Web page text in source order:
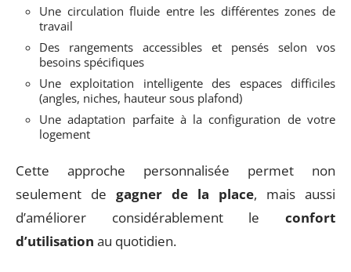
Une circulation fluide entre les différentes zones de
travail
Des rangements accessibles et pensés selon vos
besoins spécifiques
Une exploitation intelligente des espaces difficiles
(angles, niches, hauteur sous plafond)
Une adaptation parfaite à la configuration de votre
logement
Cette approche personnalisée permet non
seulement de gagner de la place, mais aussi
d’améliorer considérablement le confort
d’utilisation au quotidien.